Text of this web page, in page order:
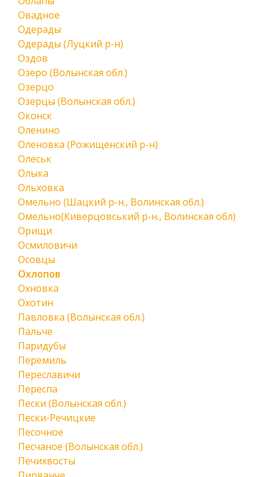
Овадное
Одерады
Одерады (Луцкий р-н)
Оздов
Озеро (Волынская обл.)
Озерцо
Озерцы (Волынская обл.)
Оконск
Оленино
Оленовка (Рожищенский р-н)
Олеськ
Олыка
Ольховка
Омельно (Шацкий р-н., Волинская обл.)
Омельно(Киверцовський р-н., Волинская обл)
Орищи
Осмиловичи
Осовцы
Охлопов
Охновка
Охотин
Павловка (Волынская обл.)
Пальче
Паридубы
Перемиль
Переславичи
Переспа
Пески (Волынская обл.)
Пески-Речицкие
Песочное
Песчаное (Волынская обл.)
Печихвосты